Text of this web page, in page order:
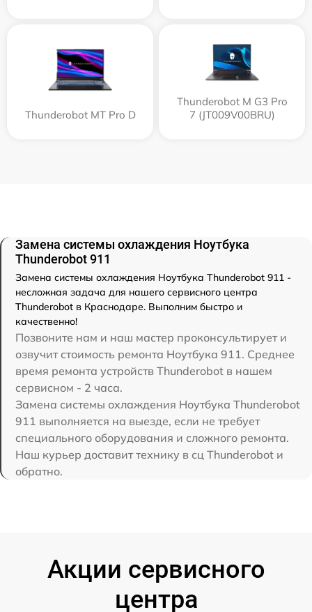
Thunderobot MT Pro D
Thunderobot M G3 Pro
7 (JT009V00BRU)
Замена системы охлаждения Ноутбука
Thunderobot 911
Замена системы охлаждения Ноутбука Thunderobot 911 -
несложная задача для нашего сервисного центра
Thunderobot в Краснодаре. Выполним быстро и
качественно!
Позвоните нам и наш мастер проконсультирует и
озвучит стоимость ремонта Ноутбука 911. Среднее
время ремонта устройств Thunderobot в нашем
сервисном - 2 часа.
Замена системы охлаждения Ноутбука Thunderobot
911 выполняется на выезде, если не требует
специального оборудования и сложного ремонта.
Наш курьер доставит технику в сц Thunderobot и
обратно.
Акции сервисного
центра